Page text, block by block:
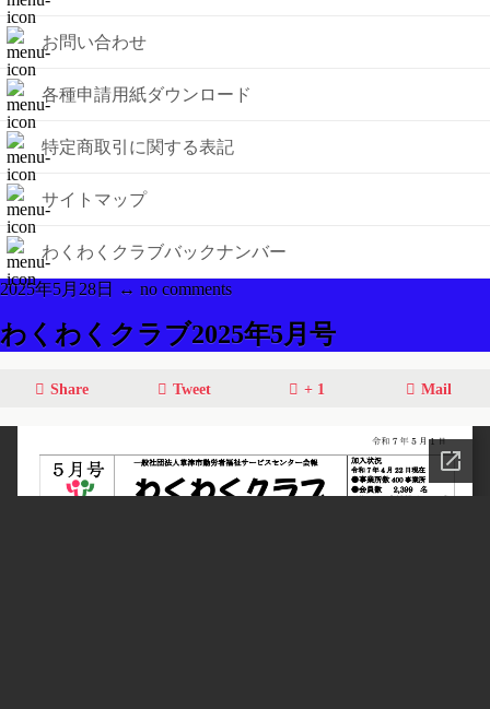
お問い合わせ
各種申請用紙ダウンロード
特定商取引に関する表記
サイトマップ
わくわくクラブバックナンバー
2025年5月28日 ↔ no comments
わくわくクラブ2025年5月号
Share Tweet + 1 Mail